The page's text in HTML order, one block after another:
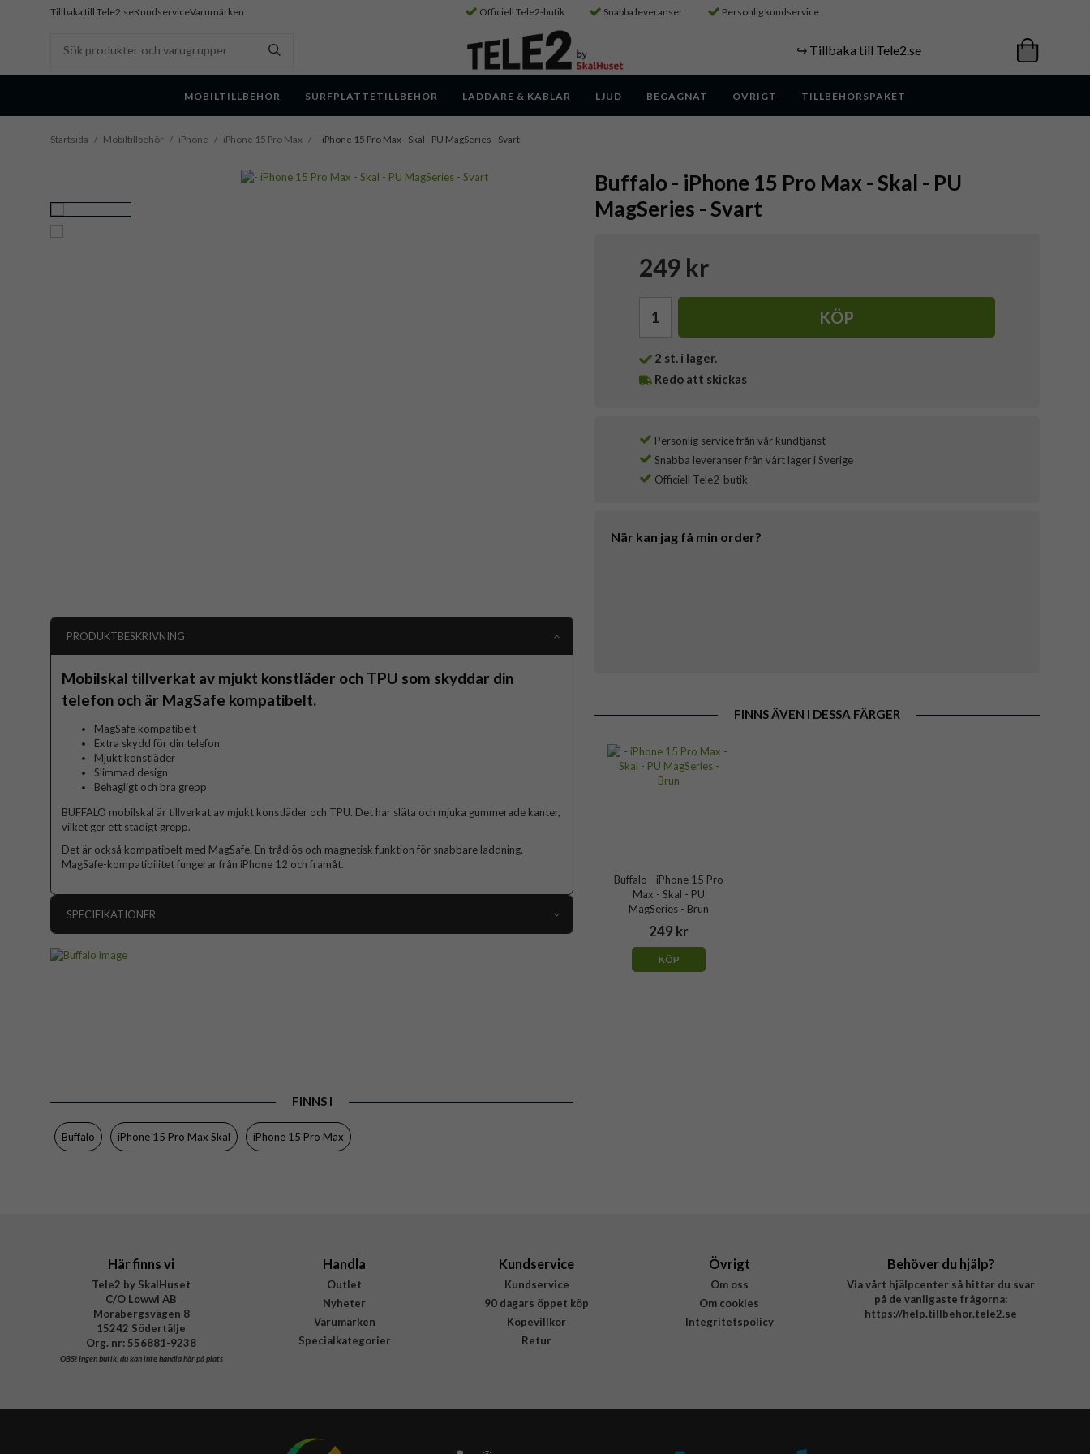
Tillbaka till Tele2.seKundserviceVarumärken Officiell Tele2-butik Snabba leveranser Personlig kundservice
↪️ Tillbaka till Tele2.se
MOBILTILLBEHÖR SURFPLATTETILLBEHÖR LADDARE & KABLAR LJUD BEGAGNAT ÖVRIGT TILLBEHÖRSPAKET
Startsida / Mobiltillbehör / iPhone / iPhone 15 Pro Max / - iPhone 15 Pro Max - Skal - PU MagSeries - Svart
Buffalo - iPhone 15 Pro Max - Skal - PU
MagSeries - Svart
249 kr
KÖP
2 st. i lager.
Redo att skickas
Personlig service från vår kundtjänst
Snabba leveranser från vårt lager i Sverige
Officiell Tele2-butik
När kan jag få min order?
FINNS ÄVEN I DESSA FÄRGER
Buffalo - iPhone 15 Pro
Max - Skal - PU
MagSeries - Brun
249 kr
KÖP
PRODUKTBESKRIVNING
Mobilskal tillverkat av mjukt konstläder och TPU som skyddar din
telefon och är MagSafe kompatibelt.
MagSafe kompatibelt
Extra skydd för din telefon
Mjukt konstläder
Slimmad design
Behagligt och bra grepp
BUFFALO mobilskal är tillverkat av mjukt konstläder och TPU. Det har släta och mjuka gummerade kanter,
vilket ger ett stadigt grepp.
Det är också kompatibelt med MagSafe. En trådlös och magnetisk funktion för snabbare laddning.
MagSafe-kompatibilitet fungerar från iPhone 12 och framåt.
SPECIFIKATIONER
Varumärke
Buffalo
Tillverkarens art nr
EAN
FINNS I
Buffalo iPhone 15 Pro Max Skal iPhone 15 Pro Max
Här finns vi
Tele2 by SkalHuset
C/O Lowwi AB
Morabergsvägen 8
15242 Södertälje
Org. nr: 556881-9238
OBS!Ingen butik, du kan inte handla här på plats
Handla
Outlet
Nyheter
Varumärken
Specialkategorier
Kundservice
Kundservice
90 dagars öppet köp
Köpevillkor
Retur
Övrigt
Om oss
Om cookies
Integritetspolicy
Behöver du hjälp?
Via vårt hjälpcenter så hittar du svar
på de vanligaste frågorna:
https://help.tillbehor.tele2.se